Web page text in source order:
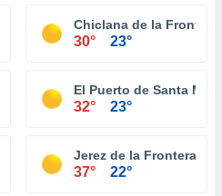
Chiclana de la Frontera
30° 23°
El Puerto de Santa
32° 23°
Jerez de la Frontera
37° 22°